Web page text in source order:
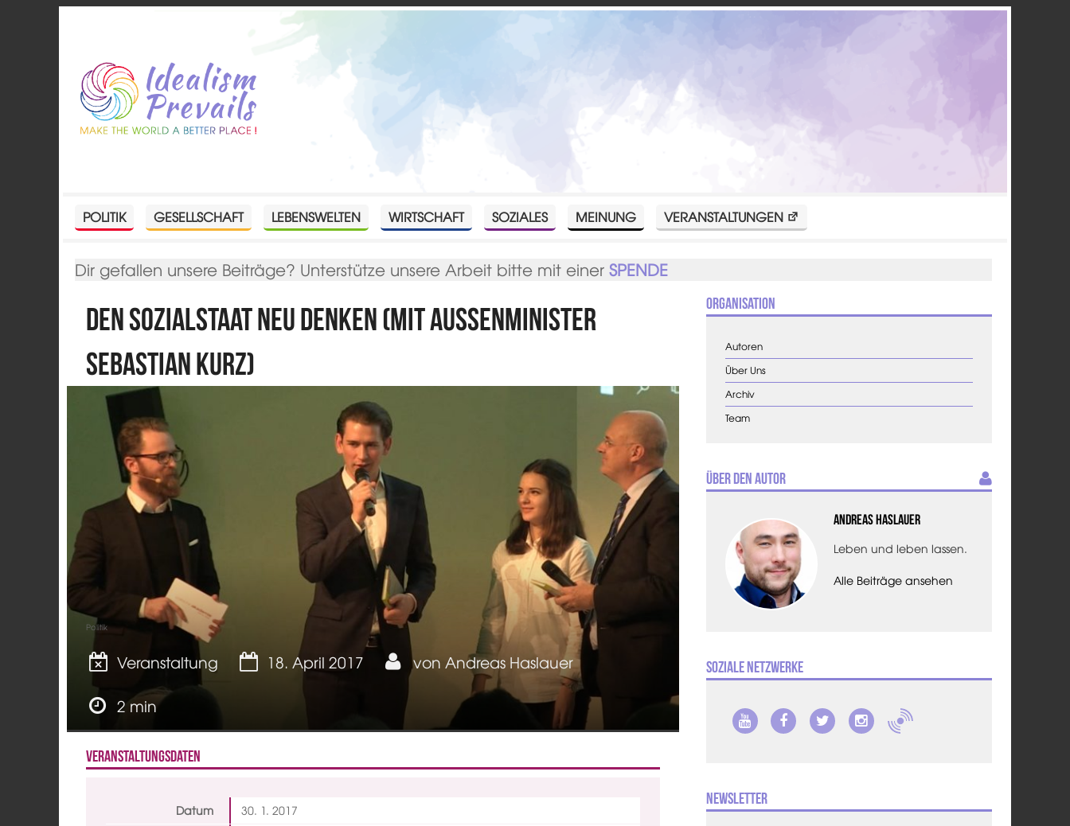
POLITIK GESELLSCHAFT LEBENSWELTEN WIRTSCHAFT SOZIALES MEINUNG VERANSTALTUNGEN
Dir gefallen unsere Beiträge? Unterstütze unsere Arbeit bitte mit einerSPENDE
Den Sozialstaat neu denken (mit Außenminister
Sebastian Kurz)
Politik
Veranstaltung 18. April 2017 von Andreas Haslauer
2 min
Veranstaltungsdaten
Datum 30. 1. 2017
Organisation
Autoren
Über Uns
Archiv
Team
Über den Autor
Andreas Haslauer
Leben und leben lassen.
Alle Beiträge ansehen
Soziale Netzwerke
Newsletter